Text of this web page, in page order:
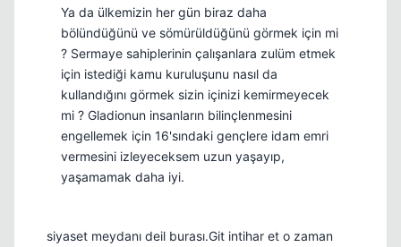
Ya da ülkemizin her gün biraz daha
bölündüğünü ve sömürüldüğünü görmek için mi
? Sermaye sahiplerinin çalışanlara zulüm etmek
için istediği kamu kuruluşunu nasıl da
kullandığını görmek sizin içinizi kemirmeyecek
mi ? Gladionun insanların bilinçlenmesini
engellemek için 16'sındaki gençlere idam emri
vermesini izleyeceksem uzun yaşayıp,
yaşamamak daha iyi.
siyaset meydanı deil burası.Git intihar et o zaman